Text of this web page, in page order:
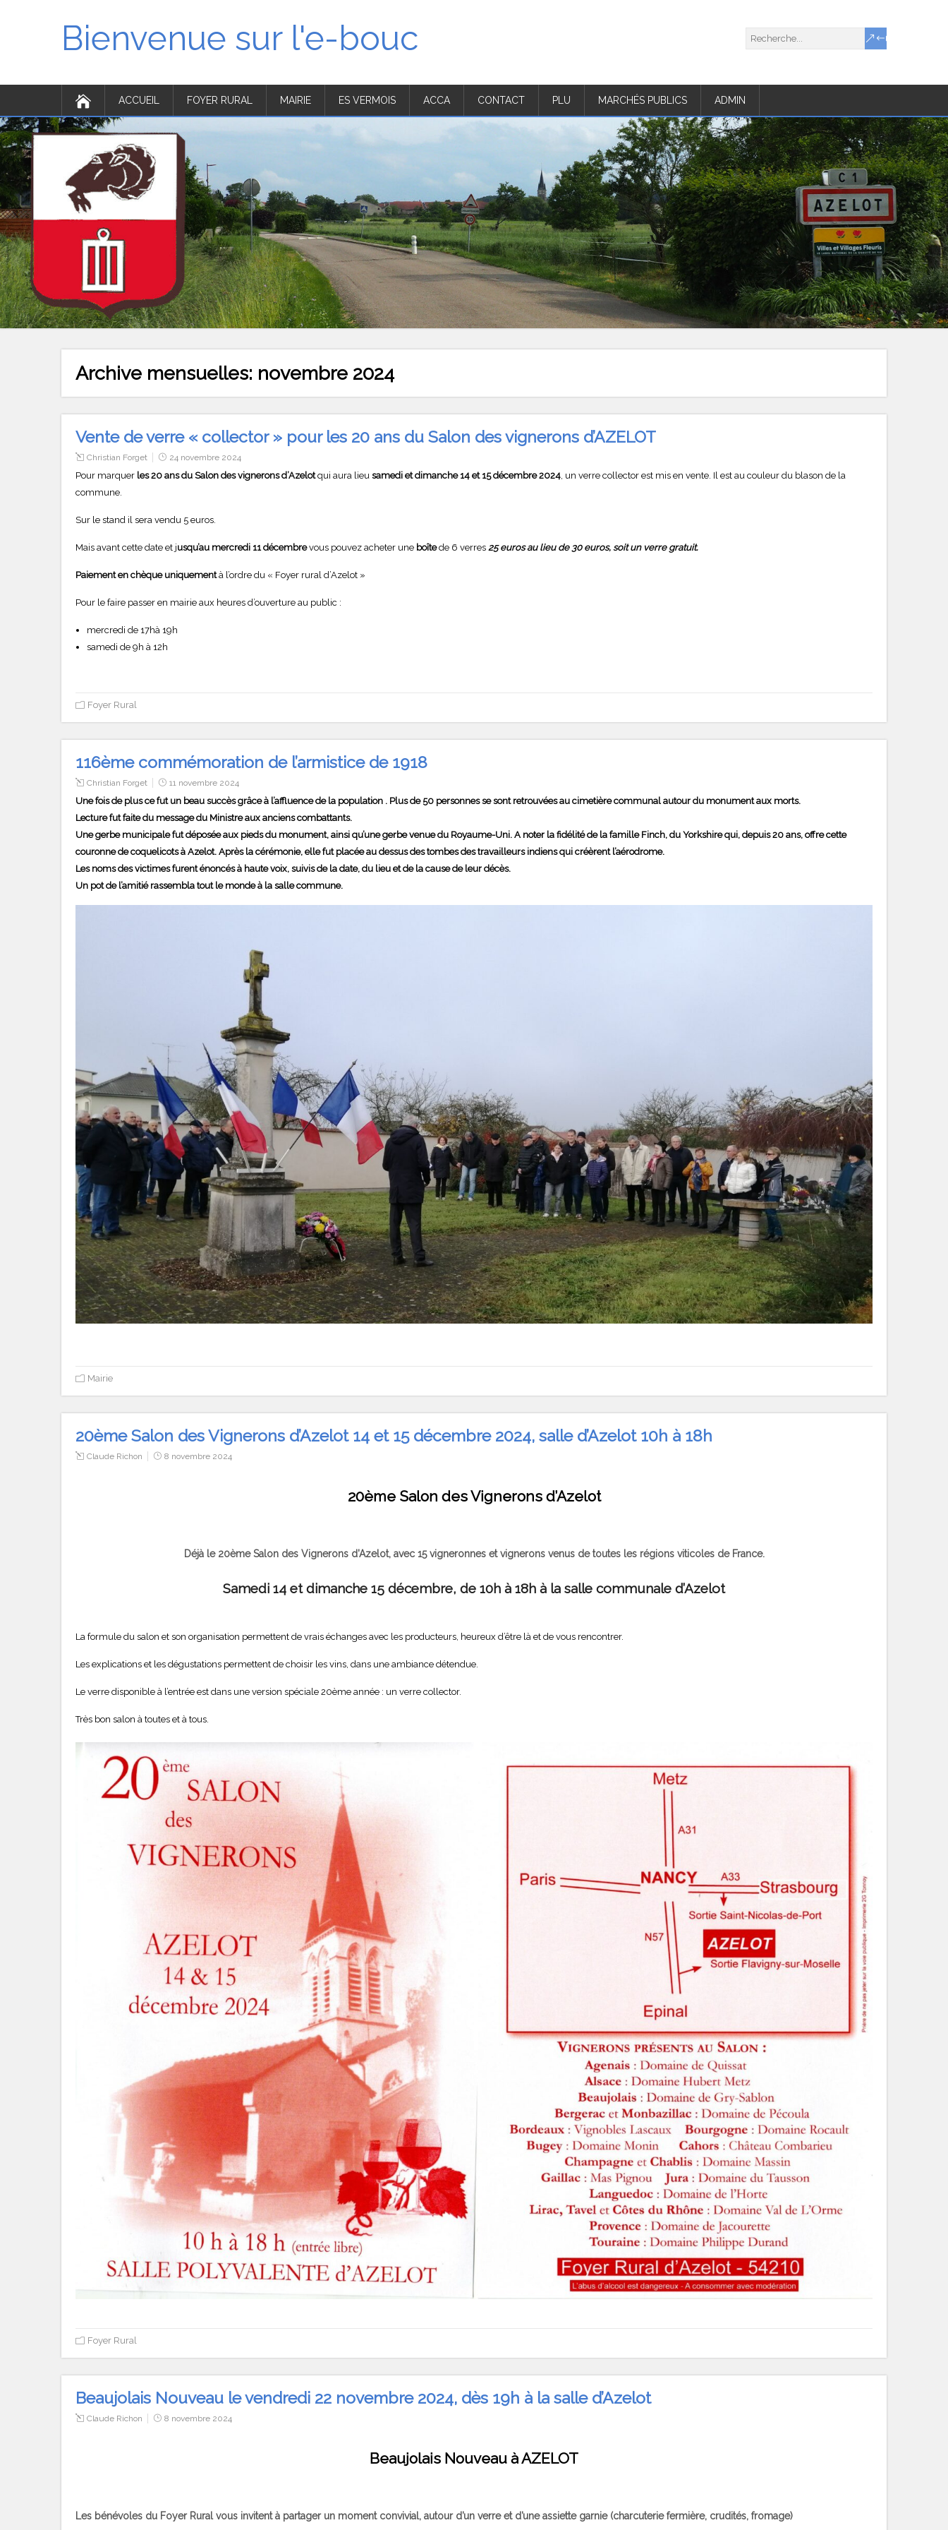
Bienvenue sur l'e-bouc
ACCUEIL FOYER RURAL MAIRIE ES VERMOIS ACCA CONTACT PLU MARCHÉS PUBLICS ADMIN
Archive mensuelles: novembre 2024
Vente de verre « collector » pour les 20 ans du Salon des vignerons d’AZELOT
Christian Forget 24 novembre 2024
Pour marquer les 20 ans du Salon des vignerons d’Azelotqui aura lieu samedi et dimanche 14 et 15 décembre 2024 , un verre collector est mis en vente. Il est au couleur du blason de la
commune.
Sur le stand il sera vendu 5 euros.
Mais avant cette date et jusqu’au mercredi 11 décembrevous pouvez acheter une boîtede 6 verres 25 euros au lieu de 30 euros, soit un verre gratuit.
Paiement en chèque uniquementà l’ordre du « Foyer rural d’Azelot »
Pour le faire passer en mairie aux heures d’ouverture au public :
mercredi de 17hà 19h
samedi de 9h à 12h
Foyer Rural
116ème commémoration de l’armistice de 1918
Christian Forget 11 novembre 2024
Une fois de plus ce fut un beau succès grâce à l’affluence de la population . Plus de 50 personnes se sont retrouvées au cimetière communal autour du monument aux morts.
Lecture fut faite du message du Ministre aux anciens combattants.
Une gerbe municipale fut déposée aux pieds du monument, ainsi qu’une gerbe venue du Royaume-Uni. A noter la fidélité de la famille Finch, du Yorkshire qui, depuis 20 ans, offre cette
couronne de coquelicots à Azelot. Après la cérémonie, elle fut placée au dessus des tombes des travailleurs indiens qui créèrent l’aérodrome.
Les noms des victimes furent énoncés à haute voix, suivis de la date, du lieu et de la cause de leur décès.
Un pot de l’amitié rassembla tout le monde à la salle commune.
Mairie
20ème Salon des Vignerons d’Azelot 14 et 15 décembre 2024, salle d’Azelot 10h à 18h
Claude Richon 8 novembre 2024
20ème Salon des Vignerons d’Azelot
Déjà le 20ème Salon des Vignerons d’Azelot, avec 15 vigneronnes et vignerons venus de toutes les régions viticoles de France.
Samedi 14 et dimanche 15 décembre, de 10h à 18h à la salle communale d’Azelot
La formule du salon et son organisation permettent de vrais échanges avec les producteurs, heureux d’être là et de vous rencontrer.
Les explications et les dégustations permettent de choisir les vins, dans une ambiance détendue.
Le verre disponible à l’entrée est dans une version spéciale 20ème année : un verre collector.
Très bon salon à toutes et à tous.
Foyer Rural
Beaujolais Nouveau le vendredi 22 novembre 2024, dès 19h à la salle d’Azelot
Claude Richon 8 novembre 2024
Beaujolais Nouveau à AZELOT
Les bénévoles du Foyer Rural vous invitent à partager un moment convivial, autour d’un verre et d’une assiette garnie (charcuterie fermière, crudités, fromage)